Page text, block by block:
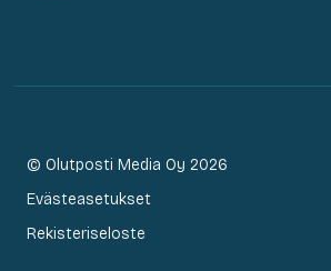
© Olutposti Media Oy 2026
Evästeasetukset
Rekisteriseloste